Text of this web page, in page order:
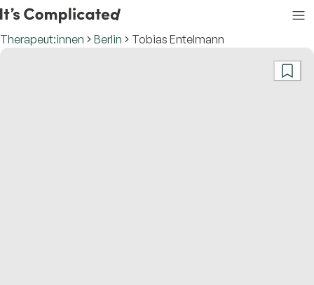
Therapeut:innen Berlin Tobias Entelmann